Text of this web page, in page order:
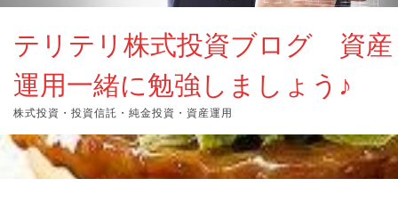
替
テリテリ株式投資ブログ 資産
運用一緒に勉強しましょう♪
株式投資・投資信託・純金投資・資産運用